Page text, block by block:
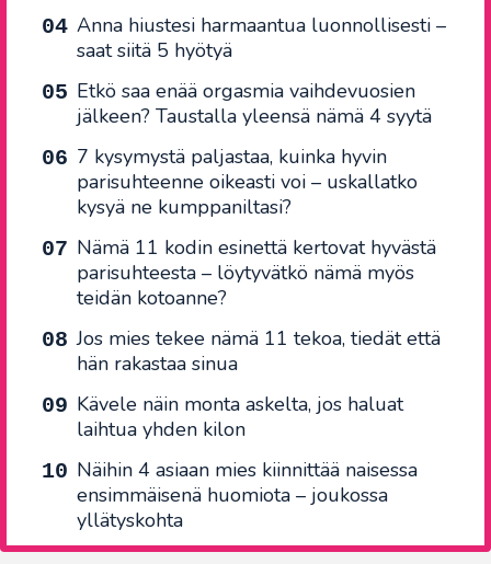
Anna hiustesi harmaantua luonnollisesti –
saat siitä 5 hyötyä
Etkö saa enää orgasmia vaihdevuosien
jälkeen? Taustalla yleensä nämä 4 syytä
7 kysymystä paljastaa, kuinka hyvin
parisuhteenne oikeasti voi – uskallatko
kysyä ne kumppaniltasi?
Nämä 11 kodin esinettä kertovat hyvästä
parisuhteesta – löytyvätkö nämä myös
teidän kotoanne?
Jos mies tekee nämä 11 tekoa, tiedät että
hän rakastaa sinua
Kävele näin monta askelta, jos haluat
laihtua yhden kilon
Näihin 4 asiaan mies kiinnittää naisessa
ensimmäisenä huomiota – joukossa
yllätyskohta